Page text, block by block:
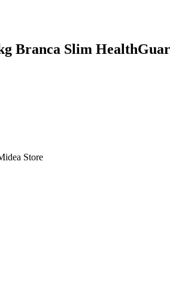
Branca Slim
Store